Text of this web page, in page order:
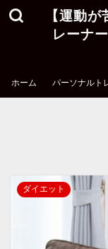
【運動
レーナ
ホーム パーソナルト
ダイエット